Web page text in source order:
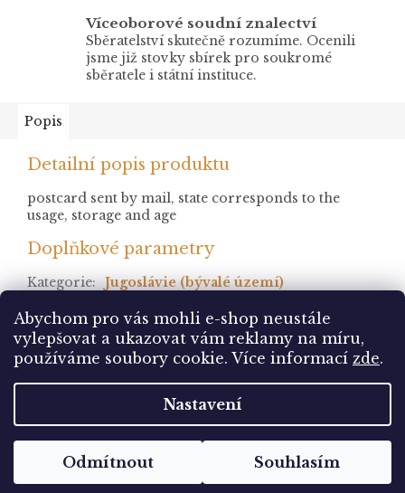
Abychom pro vás mohli e-shop neustále
vylepšovat a ukazovat vám reklamy na míru,
používáme soubory cookie. Více informací zde.
Nastavení
Odmítnout Souhlasím
Víceoborové soudní znalectví
Sběratelství skutečně rozumíme. Ocenili
jsme již stovky sbírek pro soukromé
sběratele i státní instituce.
Popis
Detailní popis produktu
postcard sent by mail, state corresponds to the
usage, storage and age
Doplňkové parametry
Kategorie: Jugoslávie (bývalé území)
Copyright 2026Pohlednice Sbírám.cz. Všechna
práva vyhrazena.
Upravit nastavení cookies